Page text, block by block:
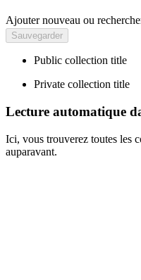
Ajouter nouveau ou
Public collection title
Private collection title
Lecture automatique
Ici, vous trouverez toutes les
auparavant.